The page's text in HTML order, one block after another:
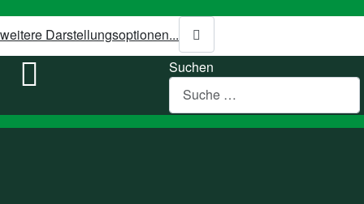
weitere Darstellungsoptionen...
Suchen